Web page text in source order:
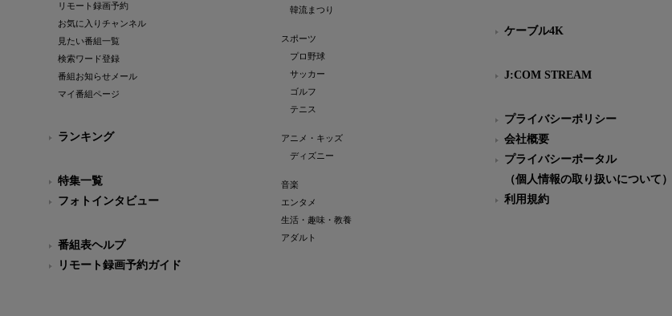
リモート録画予約
お気に入りチャンネル
見たい番組一覧
検索ワード登録
番組お知らせメール
マイ番組ページ
ランキング
特集一覧
フォトインタビュー
番組表ヘルプ
リモート録画予約ガイド
韓流まつり
スポーツ
プロ野球
サッカー
ゴルフ
テニス
アニメ・キッズ
ディズニー
音楽
エンタメ
生活・趣味・教養
アダルト
ケーブル4K
J:COM STREAM
プライバシーポリシー
会社概要
プライバシーポータル
（個人情報の取り扱いについて）
利用規約